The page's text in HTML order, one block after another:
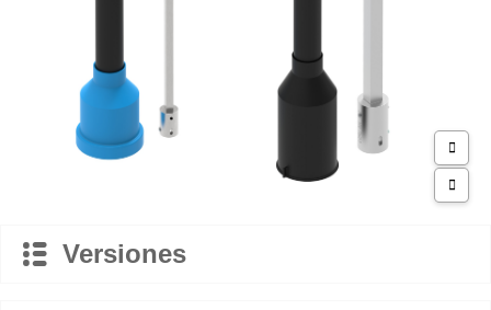
Versiones